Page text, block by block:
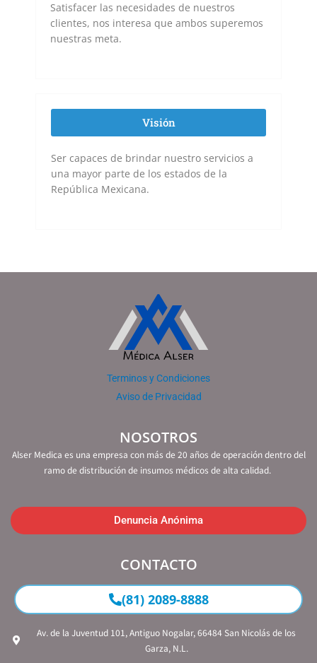
Satisfacer las necesidades de nuestros
clientes, nos interesa que ambos superemos
nuestras meta.
Visión
Ser capaces de brindar nuestro servicios a
una mayor parte de los estados de la
República Mexicana.
Terminos y Condiciones
Aviso de Privacidad
NOSOTROS
Alser Medica es una empresa con más de 20 años de operación dentro del
ramo de distribución de insumos médicos de alta calidad.
Denuncia Anónima
CONTACTO
(81) 2089-8888
Av. de la Juventud 101, Antiguo Nogalar, 66484 San Nicolás de los
Garza, N.L.